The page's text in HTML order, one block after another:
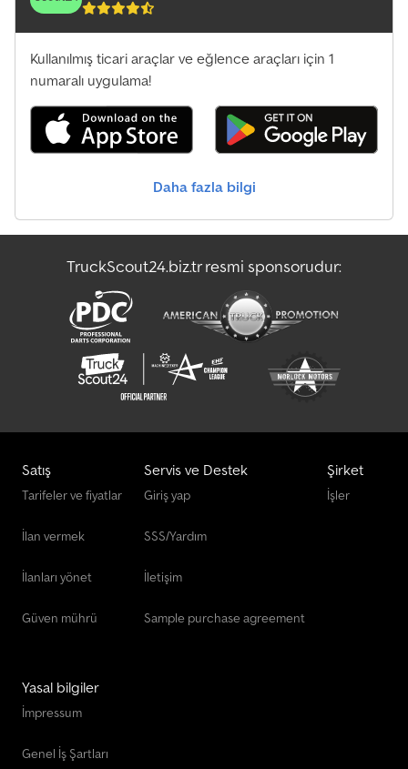
can be found online. Or visit us in Horn-Bad Meinberg – we look
forward to welcoming you! Images may show accessories not
included in standard delivery. Continuous development may
cause images and technical data to differ slightly. Errors and
changes excepted!
Kullanılmış ticari araçlar ve eğlence araçları için 1
numaralı uygulama!
Daha fazla bilgi
TruckScout24.biz.tr resmi sponsorudur:
Satış
Tarifeler ve fiyatlar
İlan vermek
İlanları yönet
Güven mührü
Servis ve Destek
Giriş yap
SSS/Yardım
İletişim
Sample purchase agreement
Şirket
İşler
Yasal bilgiler
İmpressum
Genel İş Şartları